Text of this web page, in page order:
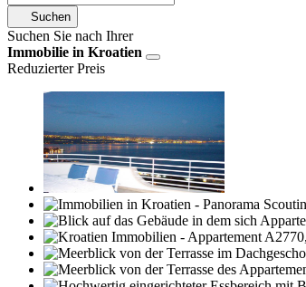
Suchen
Suchen Sie nach Ihrer
Immobilie in Kroatien
Reduzierter Preis